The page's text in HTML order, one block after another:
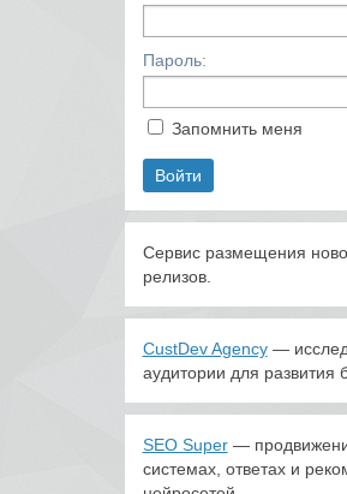
Пароль:
Запомнить меня
Сервис размещения
релизов.
CustDev Agency—
аудитории для развития
SEO Super—
системах, ответах и